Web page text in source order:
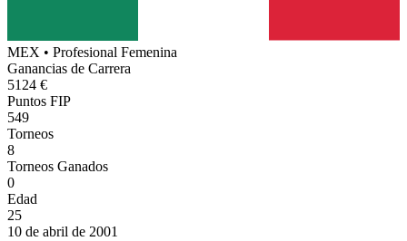
MEX • Profesional Femenina
Ganancias de Carrera
5124 €
Puntos FIP
549
Torneos
8
Torneos Ganados
0
Edad
25
10 de abril de 2001